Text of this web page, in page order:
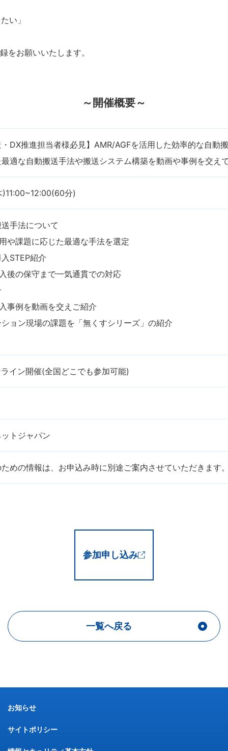
い」
をお願いいたします。
～開催概要～
DX推進担当者様必見】AMR/AGFを活用した効率的な自動
適な自動搬送手法や搬送システム構築を動画や事例を交え
分)
手法について
や課題に応じた最適な手法を選定
STEP紹介
後の保守まで一気通貫での対応
事例を動画を交えご紹介
ョン現場の課題を「無くすシリーズ」の紹介
イン開催(全国どこでも参加可能)
トジャパン
めの情報は、お申込み時に別途ご案内させていただきます
参加申し込み
一覧へ戻る
お知らせ
サイトポリシー